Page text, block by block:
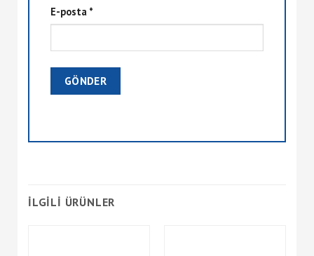
E-posta *
İLGILI ÜRÜNLER